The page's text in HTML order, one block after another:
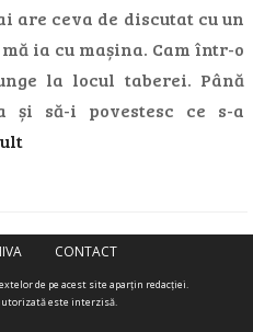
are ceva de discutat cu un
ia cu mașina. Cam într-o
la locul taberei. Până
și să-i povestesc ce s-a
CONTACT
de pe acest site aparţin redacţiei.
este interzisă.